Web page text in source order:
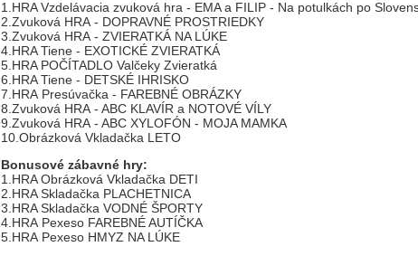
1.HRA Vzdelávacia zvuková hra - EMA a FILIP - Na potulkách po
2.Zvuková HRA - DOPRAVNÉ PROSTRIEDKY
3.Zvuková HRA - ZVIERATKÁ NA LÚKE
4.HRA Tiene - EXOTICKÉ ZVIERATKÁ
5.HRA POČÍTADLO Valčeky Zvieratká
6.HRA Tiene - DETSKÉ IHRISKO
7.HRA Presúvačka - FAREBNÉ OBRÁZKY
8.Zvuková HRA - ABC KLAVÍR a NOTOVÉ VÍLY
9.Zvuková HRA - ABC XYLOFÓN - MOJA MAMKA
10.Obrázková Vkladačka LETO
Bonusové zábavné hry:
1.HRA Obrázková Vkladačka DETI
2.HRA Skladačka PLACHETNICA
3.HRA Skladačka VODNÉ ŠPORTY
4.HRA Pexeso FAREBNÉ AUTÍČKA
5.HRA Pexeso HMYZ NA LÚKE